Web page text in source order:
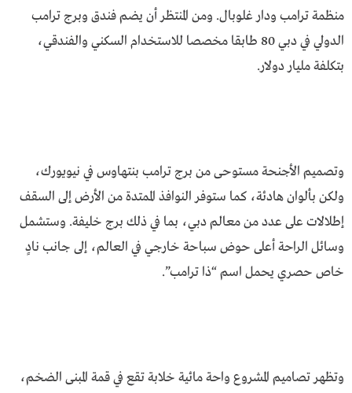
منظمة ترامب ودار غلوبال. ومن المنتظر أن يضم فندق وبرج ترامب
الدولي في دبي 80 طابقا مخصصا للاستخدام السكني والفندقي،
بتكلفة مليار دولار.
وتصميم الأجنحة مستوحى من برج ترامب بنتهاوس في نيويورك،
ولكن بألوان هادئة، كما ستوفر النوافذ الممتدة من الأرض إلى السقف
إطلالات على عدد من معالم دبي، بما في ذلك برج خليفة. وستشمل
وسائل الراحة أعلى حوض سباحة خارجي في العالم، إلى جانب نادٍ
خاص حصري يحمل اسم “ذا ترامب”.
وتظهر تصاميم المشروع واحة مائية خلابة تقع في قمة المبنى الضخم،